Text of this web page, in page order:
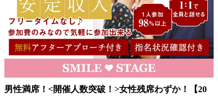
お問い合わせ
利用規約
個人情報保護方針launch
子どもの安全基準に関するポリシーlaunch
運営会社 launch
男性満席！<開催人数突破！>女性残席わずか！【20